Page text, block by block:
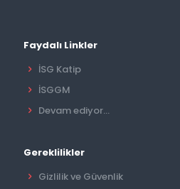
Faydalı Linkler
İSG Katip
İSGGM
Devam ediyor...
Gereklilikler
Gizlilik ve Güvenlik